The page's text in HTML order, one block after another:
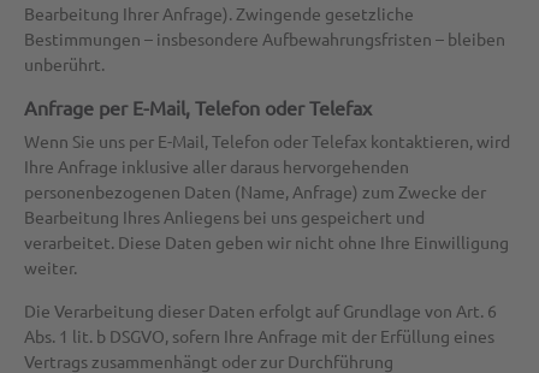
Bearbeitung Ihrer Anfrage). Zwingende gesetzliche
Bestimmungen – insbesondere Aufbewahrungsfristen – bleiben
unberührt.
Anfrage per E-Mail, Telefon oder Telefax
Wenn Sie uns per E-Mail, Telefon oder Telefax kontaktieren, wird
Ihre Anfrage inklusive aller daraus hervorgehenden
personenbezogenen Daten (Name, Anfrage) zum Zwecke der
Bearbeitung Ihres Anliegens bei uns gespeichert und
verarbeitet. Diese Daten geben wir nicht ohne Ihre Einwilligung
weiter.
Die Verarbeitung dieser Daten erfolgt auf Grundlage von Art. 6
Abs. 1 lit. b DSGVO, sofern Ihre Anfrage mit der Erfüllung eines
Vertrags zusammenhängt oder zur Durchführung